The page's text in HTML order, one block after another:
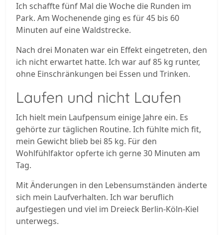
Ich schaffte fünf Mal die Woche die Runden im
Park. Am Wochenende ging es für 45 bis 60
Minuten auf eine Waldstrecke.
Nach drei Monaten war ein Effekt eingetreten, den
ich nicht erwartet hatte. Ich war auf 85 kg runter,
ohne Einschränkungen bei Essen und Trinken.
Laufen und nicht Laufen
Ich hielt mein Laufpensum einige Jahre ein. Es
gehörte zur täglichen Routine. Ich fühlte mich fit,
mein Gewicht blieb bei 85 kg. Für den
Wohlfühlfaktor opferte ich gerne 30 Minuten am
Tag.
Mit Änderungen in den Lebensumständen änderte
sich mein Laufverhalten. Ich war beruflich
aufgestiegen und viel im Dreieck Berlin-Köln-Kiel
unterwegs.